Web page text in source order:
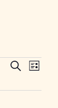
Suche
Suche
Liste